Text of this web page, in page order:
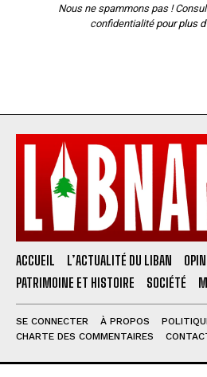
Nous ne spammons pas !
confidentialitépour plus
ACCUEIL L’ACTUALITÉ DU LIBAN
PATRIMOINE ET HISTOIRE
SOCIÉTÉ
SE CONNECTER À PROPOS
CHARTE DES COMMENTAIRES